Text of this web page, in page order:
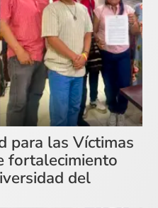
para las Víctimas
fortalecimiento
del